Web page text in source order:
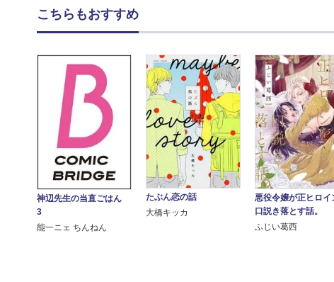
こちらもおすすめ
神辺先生の当直ごはん
3
能一ニェ ちんねん
たぶん恋の話
大橋キッカ
悪役令嬢が正ヒロイ
口説き落とす話。
ふじい葛西